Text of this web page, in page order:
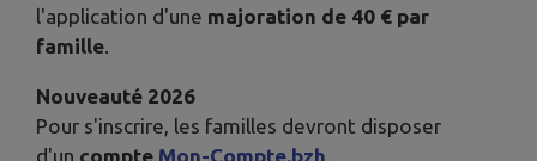
l'application d'une majoration de 40 € par
famille.
Nouveauté 2026
Pour s'inscrire, les familles devront disposer
d'un compte Mon-Compte.bzh.